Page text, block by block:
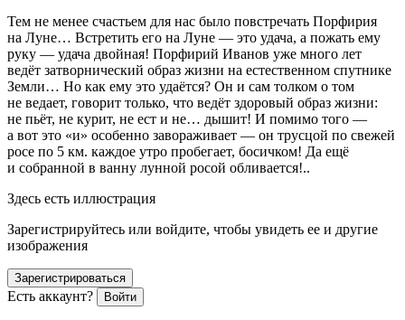
Тем не менее счастьем для нас было повстречать Порфирия
на Луне… Встретить его на Луне — это удача, а пожать ему
руку — удача двойная! Порфирий Иванов уже много лет
ведёт затворнический образ жизни на естественном спутнике
Земли… Но как ему это удаётся? Он и сам толком о том
не ведает, говорит только, что ведёт здоровый образ жизни:
не пьёт, не курит, не ест и не… дышит! И помимо того —
а вот это «и» особенно завораживает — он трусцой по свежей
росе по 5 км. каждое утро пробегает, босичком! Да ещё
и собранной в ванну лунной росой обливается!..
Здесь есть иллюстрация
Зарегистрируйтесь или войдите, чтобы увидеть ее и другие
изображения
Зарегистрироваться
Есть аккаунт? Войти